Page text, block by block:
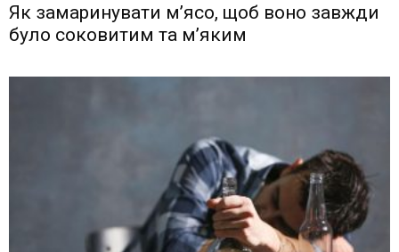
Як замаринувати м’ясо, щоб воно завжди
було соковитим та м’яким